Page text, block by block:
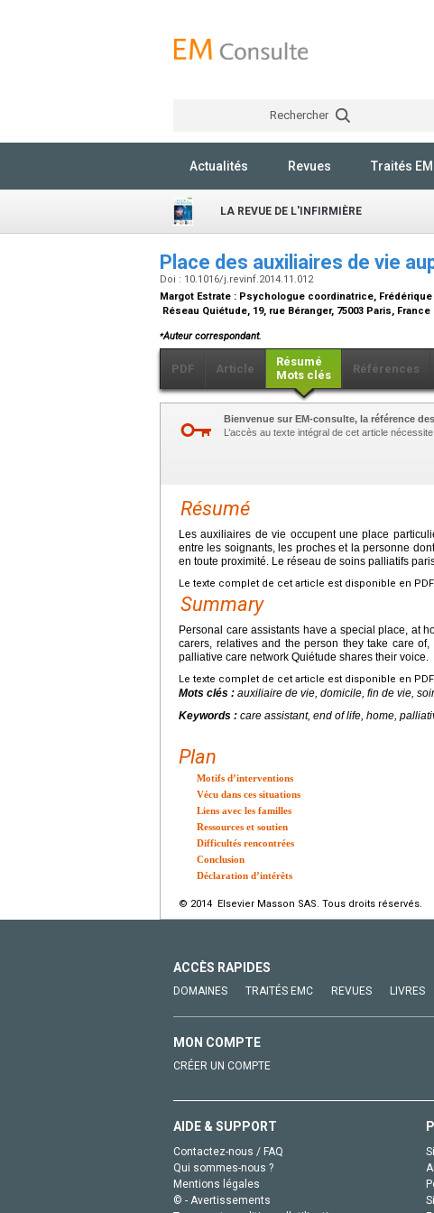
Rechercher
Actualités Revues Traités
LA REVUE DE L'INFIRMIÈRE
Place des auxiliaires de vie
Doi : 10.1016/j.revinf.2014.11.012
Margot Estrate : Psychologue coordinatrice,
Réseau Quiétude, 19, rue Béranger, 75003 Paris, France
⁎Auteur correspondant.
PDF Article
Résumé
Mots clés
Références
Bienvenue sur EM-consulte, la référence
L’accès au texte intégral de cet article
Résumé
Les auxiliaires de vie occupent une place
entre les soignants, les proches et la personne
en toute proximité. Le réseau de soins palliatifs
Le texte complet de cet article est disponible en PDF.
Summary
Personal care assistants have a special place, at
carers, relatives and the person they take care
palliative care network Quiétude shares their voice.
Le texte complet de cet article est disponible en PDF.
Mots clés : auxiliaire de vie, domicile, fin de vie,
Keywords : care assistant, end of life, home,
Plan
Motifs d’interventions
Vécu dans ces situations
Liens avec les familles
Ressources et soutien
Difficultés rencontrées
Conclusion
Déclaration d’intérêts
© 2014 Elsevier Masson SAS. Tous droits réservés.
ACCÈS RAPIDES
DOMAINES TRAITÉS EMC REVUES LIVRES
MON COMPTE
CRÉER UN COMPTE
AIDE & SUPPORT
Contactez-nous / FAQ
Qui sommes-nous ?
Mentions légales
© - Avertissements